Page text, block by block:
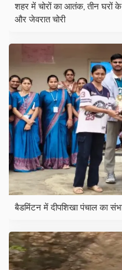
शहर में चोरों का आतंक, तीन
और जेवरात चोरी
बैडमिंटन में दीपशिखा पंचाल का